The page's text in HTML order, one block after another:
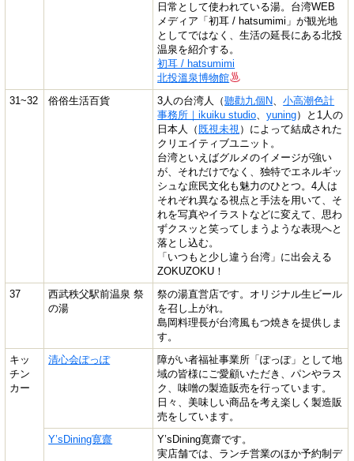
日常として使われている湯。台湾WEB
メディア「初耳 / hatsumimi」が観光地
としてではなく、生活の延長にある北投
温泉を紹介する。
初耳 / hatsumimi
北投溫泉博物館
31~32
俗俗生活百貨 3人の台湾人（聽勸九個N、小高潮色計
事務所｜ikuiku studio、yuning）と1人の
日本人（ 既視未視）によって結成された
クリエイティブユニット。
台湾といえばグルメのイメージが強い
が、それだけでなく、独特でエネルギッ
シュな庶民文化も魅力のひとつ。4人は
それぞれ異なる視点と手法を用いて、そ
れを写真やイラストなどに変えて、思わ
ずクスッと笑ってしまうような表現へと
落とし込む。
「いつもと少し違う台湾」に出会える
ZOKUZOKU！
37
西武秩父駅前温泉 祭
の湯
祭の湯直営店です。オリジナル生ビール
を召し上がれ。
島岡料理長が台湾風もつ焼きを提供しま
す。
キッ
チン
カー
清心会ぽっぽ
障がい者福祉事業所「ぽっぽ」として地
域の皆様にご愛顧いただき、パンやラス
ク、味噌の製造販売を行っています。
日々、美味しい商品を考え楽しく製造販
売をしています。
Y’sDining寛齋
Y’sDining寛齋です。
実店舗では、ランチ営業のほか予約制デ